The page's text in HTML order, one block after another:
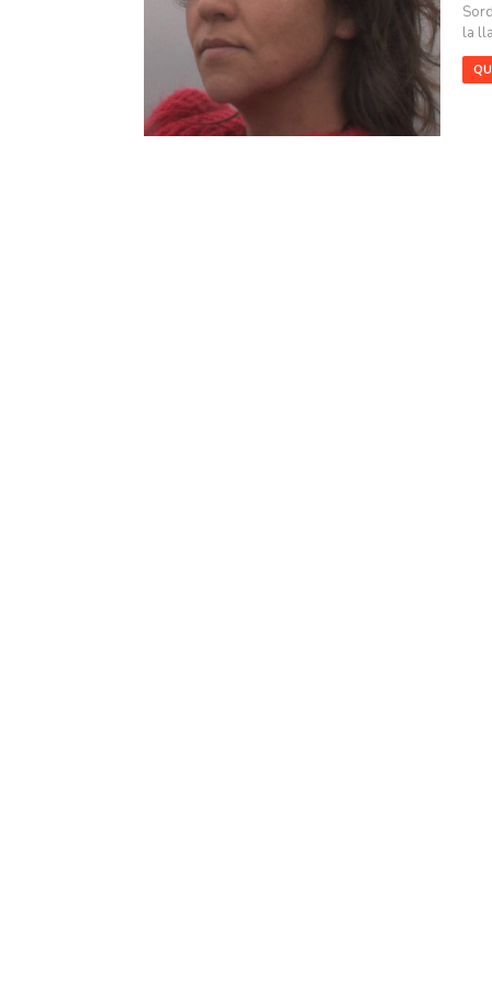
la